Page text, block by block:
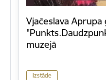
Vjačeslava
muzejā
Izstāde